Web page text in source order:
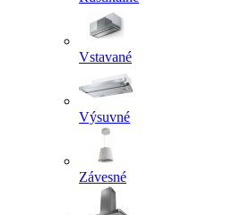
Vstavané
Výsuvné
Závesné